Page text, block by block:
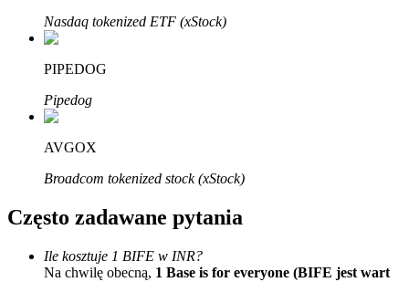
Nasdaq tokenized ETF (xStock)
PIPEDOG
Pipedog
AVGOX
Broadcom tokenized stock (xStock)
Często zadawane pytania
Ile kosztuje 1 BIFE w INR?
Na chwilę obecną, 1 Base is for everyone (BIFE jest wart